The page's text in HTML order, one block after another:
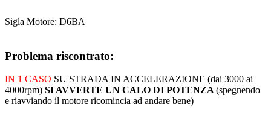
Sigla Motore: D6BA
Problema riscontrato:
IN 1 CASO SU STRADA IN ACCELERAZIONE (dai 3000 ai
4000rpm) SI AVVERTE UN CALO DI POTENZA (spegnendo
e riavviando il motore ricomincia ad andare bene)